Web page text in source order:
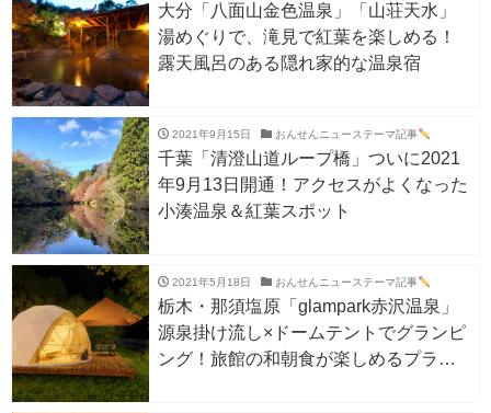
大分「八面山金色温泉」「山荘天水」
湯めぐりで、滝見で紅葉を楽しめる！
露天風呂のある隠れ家的な温泉宿
2021年9月15日 おんせんニューステーマ記事
千葉「清澄山道ループ橋」ついに2021
年9月13日開通！アクセスがよくなった
小湊温泉＆紅葉スポット
2021年5月18日 おんせんニューステーマ記事
栃木・那須塩原「glampark赤沢温泉」
源泉掛け流し×ドームテントでグランピ
ング！旅館の和朝食が楽しめるプラン